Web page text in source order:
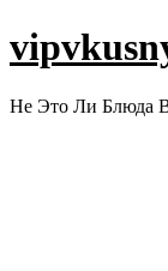
Не Это Ли Блюда